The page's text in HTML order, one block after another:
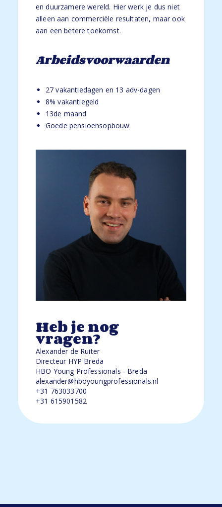
en duurzamere wereld. Hier werk je dus niet
alleen aan commerciële resultaten, maar ook
aan een betere toekomst.
Arbeidsvoorwaarden
27 vakantiedagen en 13 adv-dagen
8% vakantiegeld
13de maand
Goede pensioensopbouw
Heb je nog
vragen?
Alexander de Ruiter
Directeur HYP Breda
HBO Young Professionals - Breda
alexander@hboyoungprofessionals.nl
+31 763033700
+31 615901582